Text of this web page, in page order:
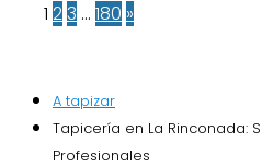
1 23 … 180 »
A tapizar
Tapicería en La Rinconada:
Profesionales